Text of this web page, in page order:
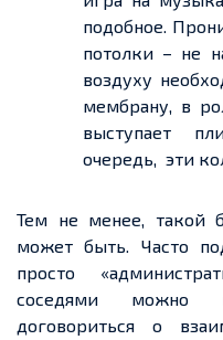
подобное.
потолки – не
воздуху
мембрану, в
выступает
очередь, эти
Тем не менее, такой
может быть. Часто
просто
соседями можно
договориться о